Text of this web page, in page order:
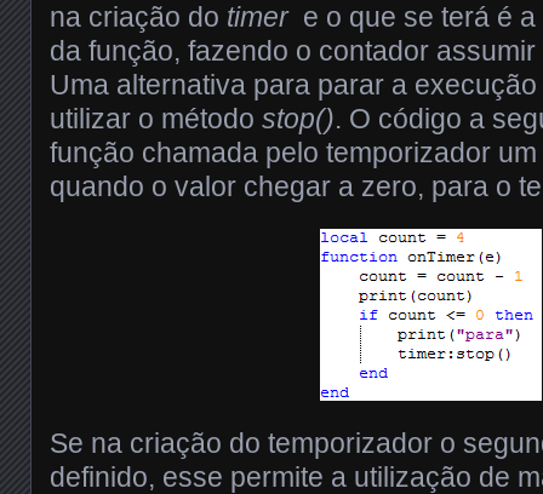
na criação do timere o que se terá é a
da função, fazendo o contador
Uma alternativa para parar a
utilizar o método stop(). O código a
função chamada pelo temporizador
quando o valor chegar a zero, para o
Se na criação do temporizador o
definido, esse permite a utilização de